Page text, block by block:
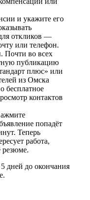
и укажите его
откликов —
или телефон.
Почти во всех
публикацию
плюс» или
из Омска
бесплатное
контактов
попадёт
Теперь
работа,
резюме.
дней до окончания